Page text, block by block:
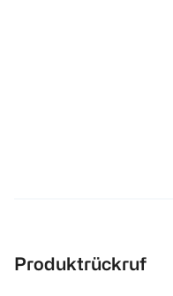
Produktrückruf